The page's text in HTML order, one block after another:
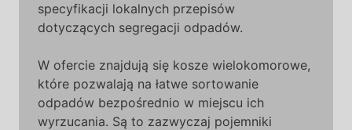
specyfikacji lokalnych przepisów
dotyczących segregacji odpadów.
W ofercie znajdują się kosze wielokomorowe,
które pozwalają na łatwe sortowanie
odpadów bezpośrednio w miejscu ich
wyrzucania. Są to zazwyczaj pojemniki